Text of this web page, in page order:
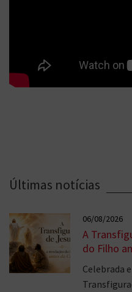
Últimas notícias
06/08/2026
A
do Filho
Celebrada